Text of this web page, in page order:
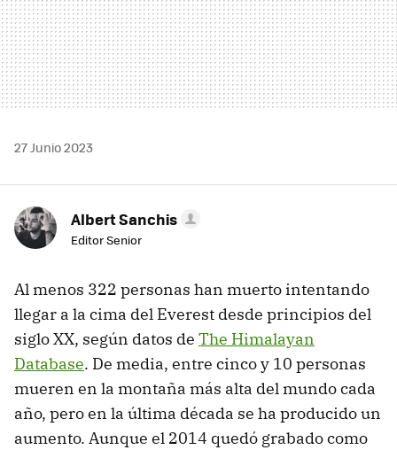
27 Junio 2023
Albert Sanchis
Editor Senior
Al menos 322 personas han muerto intentando
llegar a la cima del Everest desde principios del
siglo XX, según datos de The Himalayan
Database. De media, entre cinco y 10 personas
mueren en la montaña más alta del mundo cada
año, pero en la última década se ha producido un
aumento. Aunque el 2014 quedó grabado como